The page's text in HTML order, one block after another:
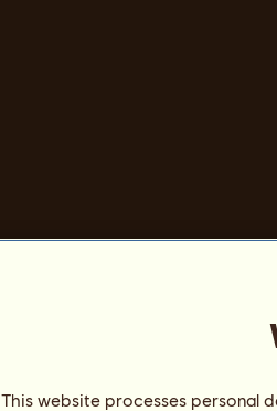
This website processes personal